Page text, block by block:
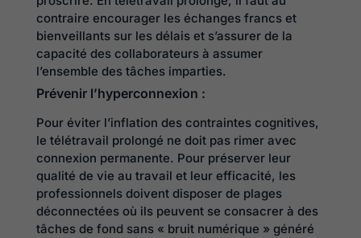
contraire encourager les échanges francs et
bienveillants sur les délais et s’assurer de la
capacité des collaborateurs à assumer
l’ensemble des tâches imparties.
Prévenir l’hyperconnexion :
Pour éviter l’inflation des contraintes cognitives,
le télétravail prolongé ne doit pas rimer avec
connexion permanente. Pour préserver leur
qualité de vie au travail et leur efficacité, les
professionnels doivent disposer de plages
déconnectées où ils peuvent se consacrer à des
tâches de fond sans « bruit numérique » généré